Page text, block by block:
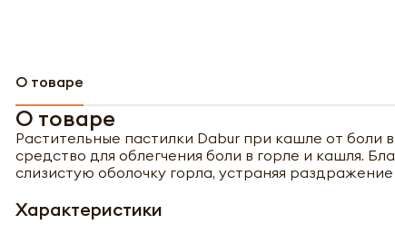
О товаре
О товаре
Растительные пастилки Dabur при кашле от
средство для облегчения боли в горле и кашля.
слизистую оболочку горла, устраняя
Характеристики